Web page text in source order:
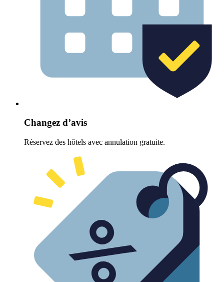
Changez d’avis
Réservez des hôtels avec annulation gratuite.